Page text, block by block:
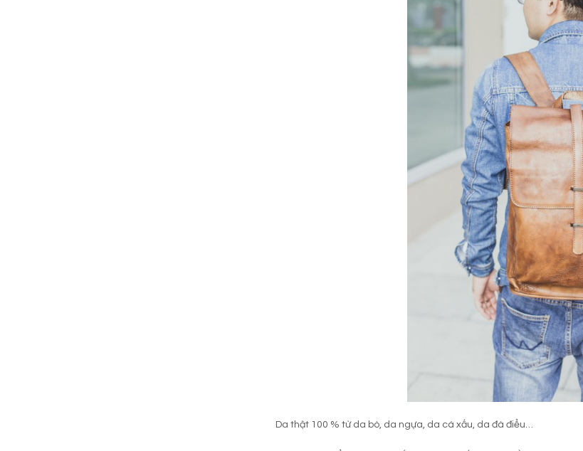
Da thật 100 % từ da bò, da ngựa, da cá xấu, da đà điểu…